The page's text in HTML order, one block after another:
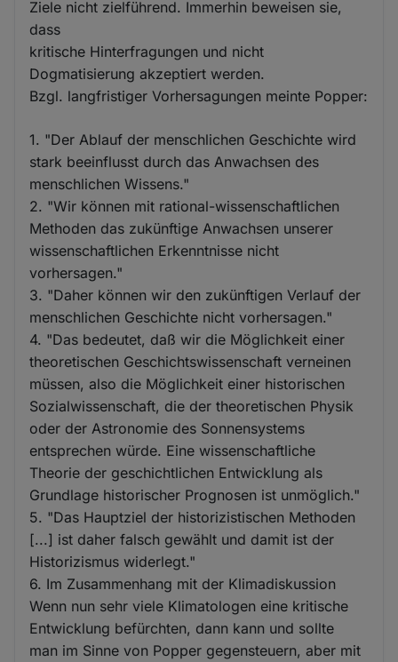
Ziele nicht zielführend. Immerhin beweisen sie,
dass
kritische Hinterfragungen und nicht
Dogmatisierung akzeptiert werden.
Bzgl. langfristiger Vorhersagungen meinte Popper:
1. "Der Ablauf der menschlichen Geschichte wird
stark beeinflusst durch das Anwachsen des
menschlichen Wissens."
2. "Wir können mit rational-wissenschaftlichen
Methoden das zukünftige Anwachsen unserer
wissenschaftlichen Erkenntnisse nicht
vorhersagen."
3. "Daher können wir den zukünftigen Verlauf der
menschlichen Geschichte nicht vorhersagen."
4. "Das bedeutet, daß wir die Möglichkeit einer
theoretischen Geschichtswissenschaft verneinen
müssen, also die Möglichkeit einer historischen
Sozialwissenschaft, die der theoretischen Physik
oder der Astronomie des Sonnensystems
entsprechen würde. Eine wissenschaftliche
Theorie der geschichtlichen Entwicklung als
Grundlage historischer Prognosen ist unmöglich."
5. "Das Hauptziel der historizistischen Methoden
[...] ist daher falsch gewählt und damit ist der
Historizismus widerlegt."
6. Im Zusammenhang mit der Klimadiskussion
Wenn nun sehr viele Klimatologen eine kritische
Entwicklung befürchten, dann kann und sollte
man im Sinne von Popper gegensteuern, aber mit